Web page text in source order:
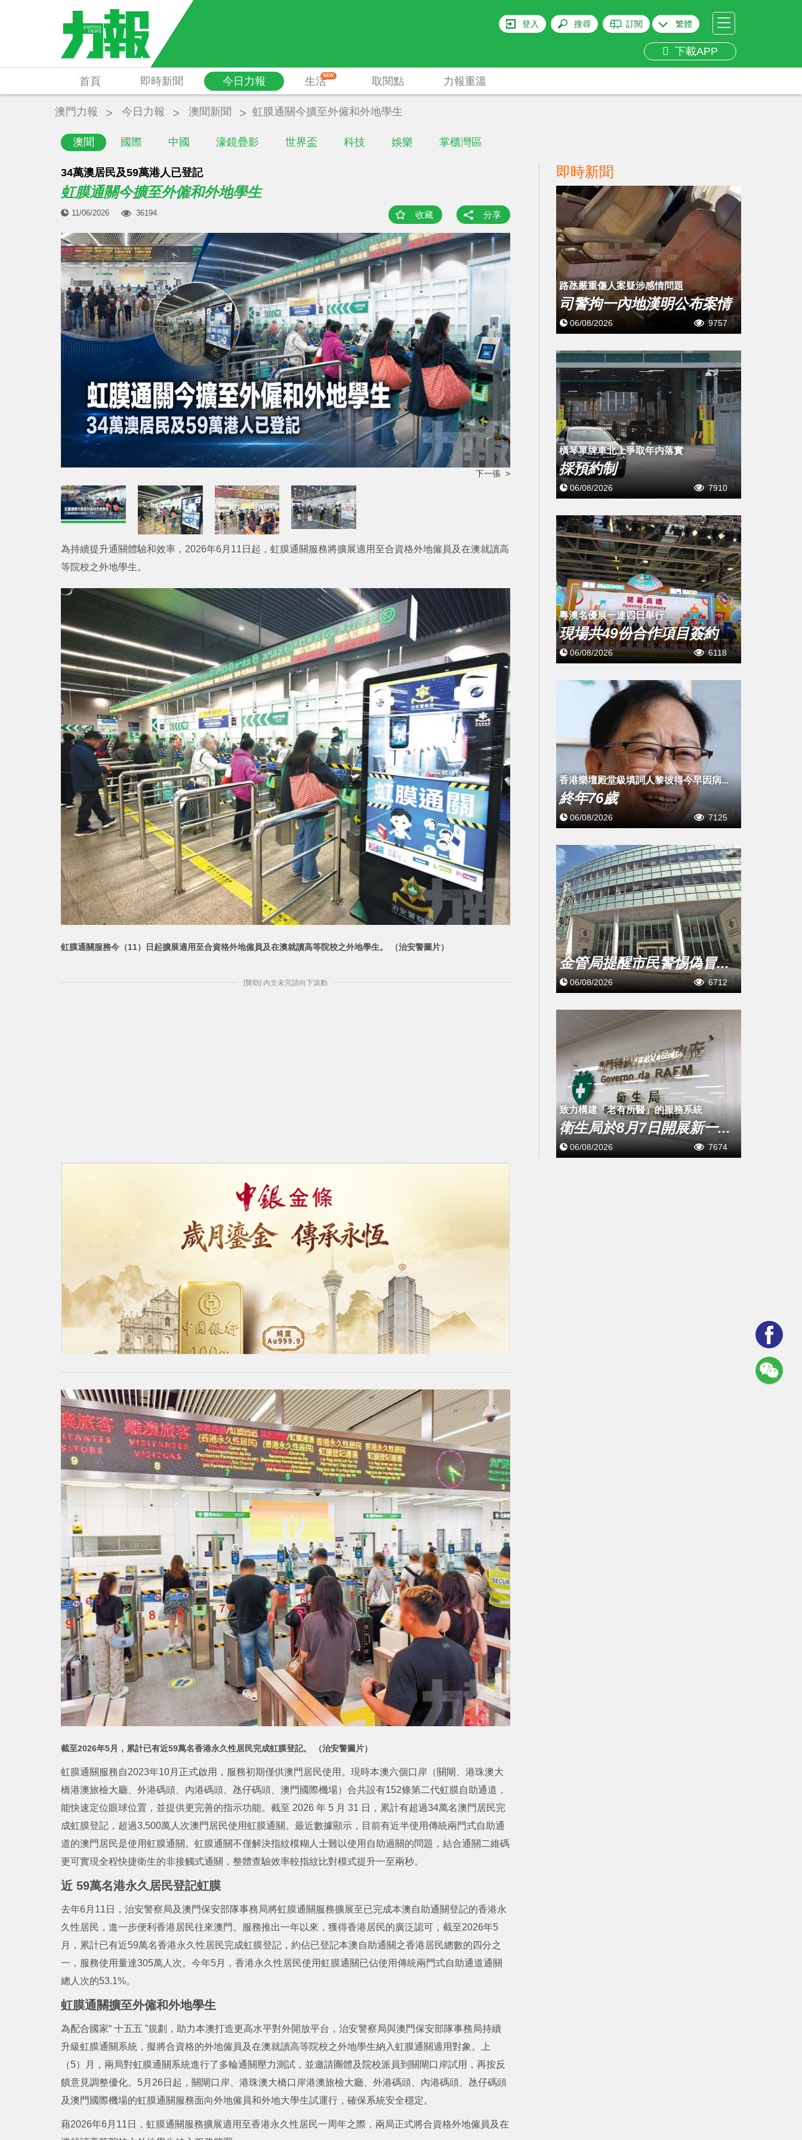
登入 搜尋 訂閱 繁體
下載APP
首頁 即時新聞 今日力報
澳聞 國際 中國 濠鏡疊影 世界盃 科技 娛樂 掌櫃灣區
生活NEW 取閱點 力報重溫
澳門力報 今日力報 澳聞新聞 虹膜通關今擴至外僱和外地學生
34萬澳居民及59萬港人已登記
虹膜通關今擴至外僱和外地學生
11/06/2026 36194 收藏 分享
下一張 >
為持續提升通關體驗和效率，2026年6月11日起，虹膜通關服務將擴展適用至合資格外地僱員及在澳就讀高
等院校之外地學生。
虹膜通關服務今（11）日起擴展適用至合資格外地僱員及在澳就讀高等院校之外地學生。 （治安警圖片）
[贊助] 內文未完請向下滾動
截至2026年5月，累計已有近59萬名香港永久性居民完成虹膜登記。 （治安警圖片）
虹膜通關服務自2023年10月正式啟用，服務初期僅供澳門居民使用。現時本澳六個口岸（關閘、港珠澳大
橋港澳旅檢大廳、外港碼頭、內港碼頭、氹仔碼頭、澳門國際機場）合共設有152條第二代虹膜自助通道，
能快速定位眼球位置，並提供更完善的指示功能。截至 2026 年 5 月 31 日，累計有超過34萬名澳門居民完
成虹膜登記，超過3,500萬人次澳門居民使用虹膜通關。最近數據顯示，目前有近半使用傳統兩門式自助通
道的澳門居民是使用虹膜通關。虹膜通關不僅解決指紋模糊人士難以使用自助過關的問題，結合通關二維碼
更可實現全程快捷衛生的非接觸式通關，整體查驗效率較指紋比對模式提升一至兩秒。
近 59萬名港永久居民登記虹膜
去年6月11日，治安警察局及澳門保安部隊事務局將虹膜通關服務擴展至已完成本澳自助通關登記的香港永
久性居民，進一步便利香港居民往來澳門。服務推出一年以來，獲得香港居民的廣泛認可，截至2026年5
月，累計已有近59萬名香港永久性居民完成虹膜登記，約佔已登記本澳自助通關之香港居民總數的四分之
一，服務使用量達305萬人次。今年5月，香港永久性居民使用虹膜通關已佔使用傳統兩門式自助通道通關
總人次的53.1%。
虹膜通關擴至外僱和外地學生
為配合國家“ 十五五 ”規劃，助力本澳打造更高水平對外開放平台，治安警察局與澳門保安部隊事務局持續
升級虹膜通關系統，擬將合資格的外地僱員及在澳就讀高等院校之外地學生納入虹膜通關適用對象。上
（5）月，兩局對虹膜通關系統進行了多輪通關壓力測試，並邀請團體及院校派員到關閘口岸試用，再按反
饋意見調整優化。5月26日起，關閘口岸、港珠澳大橋口岸港澳旅檢大廳、外港碼頭、內港碼頭、氹仔碼頭
及澳門國際機場的虹膜通關服務面向外地僱員和外地大學生試運行，確保系統安全穩定。
藉2026年6月11日，虹膜通關服務擴展適用至香港永久性居民一周年之際，兩局正式將合資格外地僱員及在
即時新聞
​路氹嚴重傷人案疑涉感情問題
司警拘一內地漢明公布案情
06/08/2026 9757
橫琴單牌車北上爭取年内落實
採預約制
06/08/2026 7910
粵澳名優展一連四日舉行
現場共49份合作項目簽約
06/08/2026 6118
​香港樂壇殿堂級填詞人黎彼得今早因病...
終年76歲
06/08/2026 7125
金管局提醒市民警惕偽冒...
06/08/2026 6712
致力構建「老有所醫」的服務系統
衛生局於8月7日開展新一...
06/08/2026 7674